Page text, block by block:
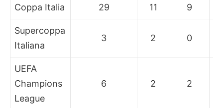
Coppa Italia 29 11 9
Supercoppa
Italiana
3 2 0
UEFA
Champions
League
6 2 2